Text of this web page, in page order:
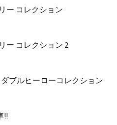
ー コレクション
ー コレクション 2
ブルヒーローコレクション
!!